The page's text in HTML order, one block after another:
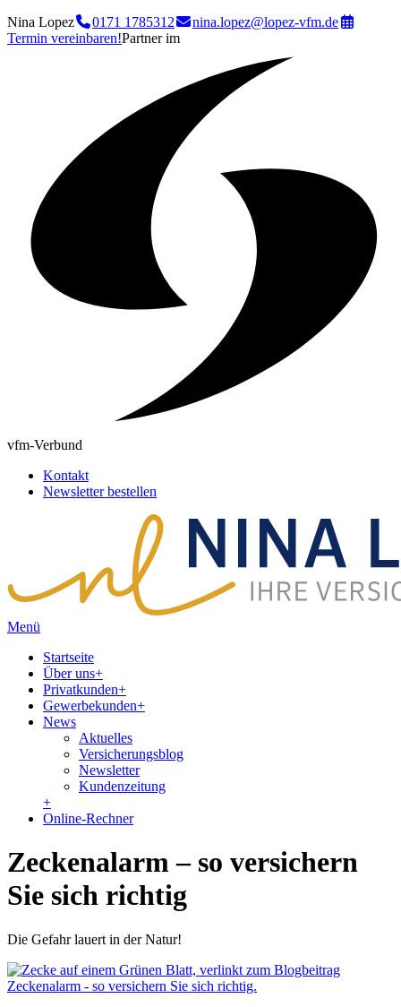
Nina Lopez 0171 1785312
nina.lopez@lopez-vfm.de
Termin vereinbaren!Partner im
vfm-Verbund
Kontakt
Newsletter bestellen
Menü
Startseite
Über uns+
Privatkunden+
Gewerbekunden+
News
Aktuelles
Versicherungsblog
Newsletter
Kundenzeitung
+
Online-Rechner
Zeckenalarm – so versichern
Sie sich richtig
Die Gefahr lauert in der Natur!